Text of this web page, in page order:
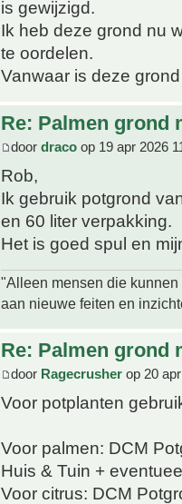
is gewijzigd.
Ik heb deze grond nu
te oordelen.
Vanwaar is deze
Re: Palmen grond
door draco op 19 apr 2026
Rob,
Ik gebruik potgrond
en 60 liter verpakking.
Het is goed spul en
"Alleen mensen die
aan nieuwe feiten en
Re: Palmen grond
door Ragecrusher op 20
Voor potplanten
Voor palmen: DCM
Huis & Tuin +
Voor citrus: DCM